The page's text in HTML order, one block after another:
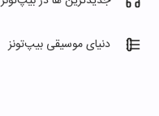
دنیای موسیقی بیپ‌تونز